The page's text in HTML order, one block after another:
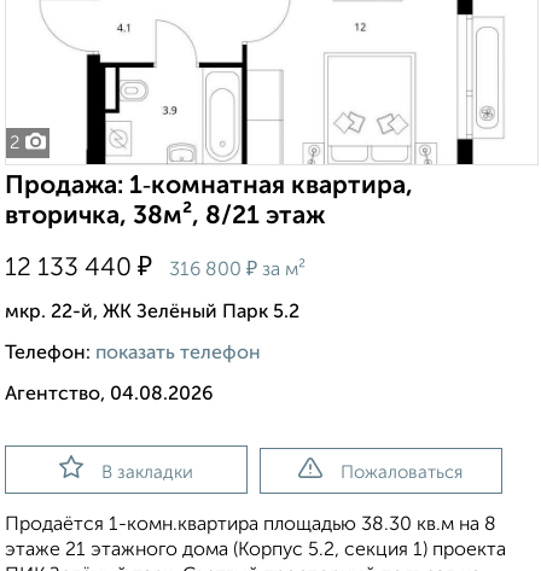
2
Продажа: 1‑комнатная квартира,
вторичка, 38м², 8/21 этаж
12 133 440 ₽ 316 800 ₽ за м²
мкр. 22-й, ЖК Зелёный Парк 5.2
Телефон: показать телефон
Агентство, 04.08.2026
В закладки Пожаловаться
Продаётся 1-комн.квартира площадью 38.30 кв.м на 8
этаже 21 этажного дома (Корпус 5.2, секция 1) проекта